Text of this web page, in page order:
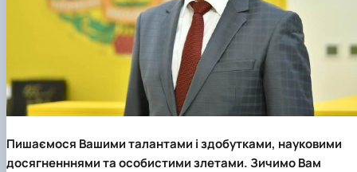
Пишаємося Вашими талантами і здобутками, науковими
досягненннями та особистими злетами. Зичимо Вам